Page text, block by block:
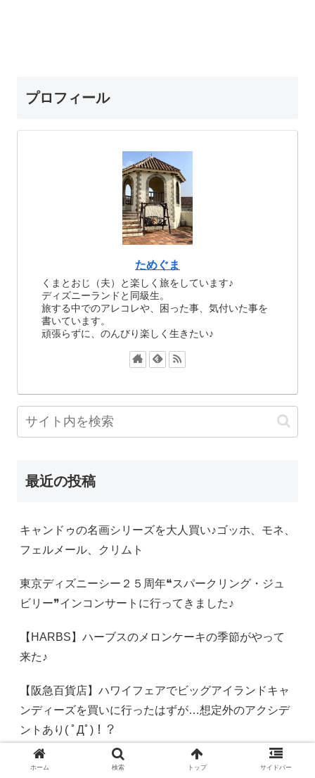
プロフィール
ためぐま
くまとおじ（夫）と楽しく旅をしています♪
ディズニーランドと同級生。
旅する中でのアレコレや、困った事、気付いた事を
書いています。
頑張らずに、のんびり楽しく生きたい♪
最近の投稿
キャンドゥの名画シリーズを大人買い♪ゴッホ、モネ、
フェルメール、クリムト
東京ディズニーシー２５周年❝スパークリング・ジュ
ビリー❞インコンサートに行ってきました♪
【HARBS】ハーブスのメロンケーキの季節がやって
来た♪
【阪急百貨店】ハワイフェアでビッグアイランドキャ
ンディーズを買いに行ったはずが…想定外のアクシデ
ントあり( ﾟДﾟ)！？
【りらっくま】カルピス×サンエックスユニバースコ
ホーム 検索 トップ サイドバー